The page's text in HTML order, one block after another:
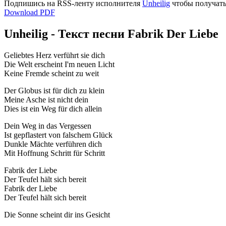
Подпишись на RSS-ленту исполнителя Unheilig чтобы
Download PDF
Unheilig - Текст песни Fabrik Der Liebe
Geliebtes Herz verführt sie dich
Die Welt erscheint I'm neuen Licht
Keine Fremde scheint zu weit
Der Globus ist für dich zu klein
Meine Asche ist nicht dein
Dies ist ein Weg für dich allein
Dein Weg in das Vergessen
Ist gepflastert von falschem Glück
Dunkle Mächte verführen dich
Mit Hoffnung Schritt für Schritt
Fabrik der Liebe
Der Teufel hält sich bereit
Fabrik der Liebe
Der Teufel hält sich bereit
Die Sonne scheint dir ins Gesicht